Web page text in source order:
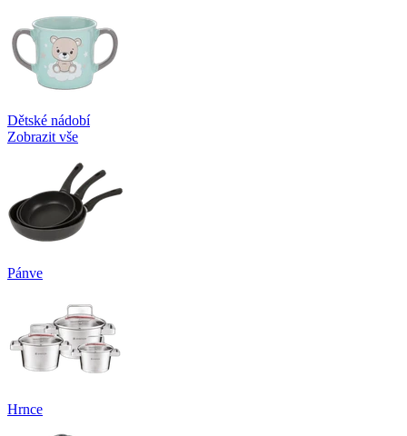
Dětské nádobí
Zobrazit vše
Pánve
Hrnce